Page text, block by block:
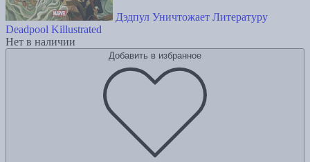
Дэдпул Уничтожает Литературу
Deadpool Killustrated
Нет в наличии
Добавить в избранное